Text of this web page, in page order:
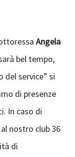
Angela
bel tempo,
del service” si
di presenze
In caso di
nostro club 36
di